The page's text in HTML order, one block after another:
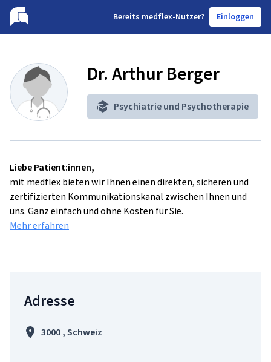
Bereits medflex-Nutzer? Einloggen
Dr. Arthur Berger
Psychiatrie und Psychotherapie
Liebe Patient:innen,
mit medflex bieten wir Ihnen einen direkten, sicheren und
zertifizierten Kommunikationskanal zwischen Ihnen und
uns. Ganz einfach und ohne Kosten für Sie.
Mehr erfahren
Adresse
3000 , Schweiz